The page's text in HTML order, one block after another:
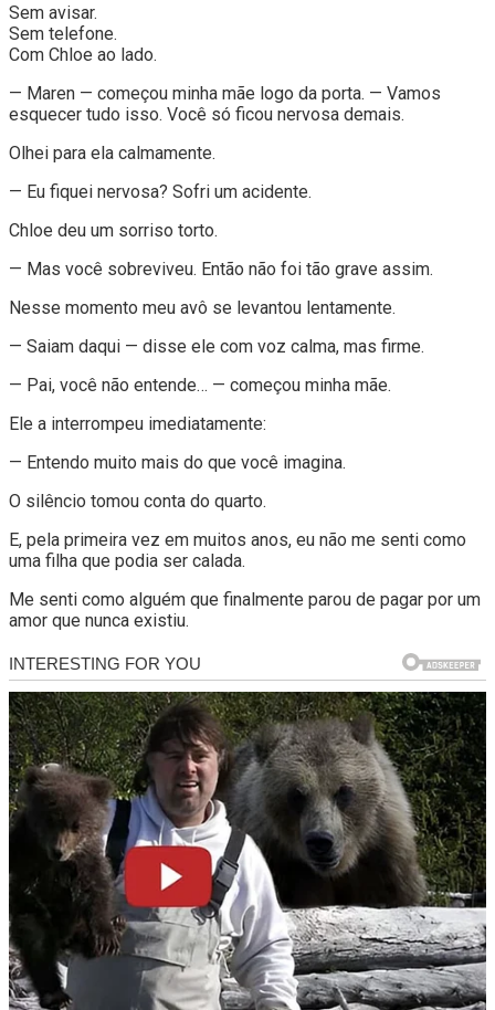
Sem avisar.
Sem telefone.
Com Chloe ao lado.
— Maren — começou minha mãe logo da porta. — Vamos
esquecer tudo isso. Você só ficou nervosa demais.
Olhei para ela calmamente.
— Eu fiquei nervosa? Sofri um acidente.
Chloe deu um sorriso torto.
— Mas você sobreviveu. Então não foi tão grave assim.
Nesse momento meu avô se levantou lentamente.
— Saiam daqui — disse ele com voz calma, mas firme.
— Pai, você não entende… — começou minha mãe.
Ele a interrompeu imediatamente:
— Entendo muito mais do que você imagina.
O silêncio tomou conta do quarto.
E, pela primeira vez em muitos anos, eu não me senti como
uma filha que podia ser calada.
Me senti como alguém que finalmente parou de pagar por um
amor que nunca existiu.